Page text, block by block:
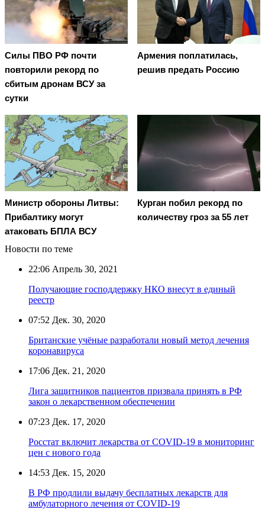
Cилы ПВО РФ почти
повторили рекорд по
сбитым дронам ВСУ за
сутки
Армения поплатилась,
решив предать Россию
Министр обороны Литвы:
Прибалтику могут
атаковать БПЛА ВСУ
Курган побил рекорд по
количеству гроз за 55 лет
Новости по теме
22:06 Апрель 30, 2021
Получающие господдержку НКО внесут в единый
реестр
07:52 Дек. 30, 2020
Британские учёные разработали новый метод лечения
коронавируса
17:06 Дек. 21, 2020
Лига защитников пациентов призвала принять в РФ
закон о лекарственном обеспечении
07:23 Дек. 17, 2020
Росстат включит лекарства от COVID-19 в мониторинг
цен с нового года
14:53 Дек. 15, 2020
В РФ продлили выдачу бесплатных лекарств для
амбулаторного лечения от COVID-19